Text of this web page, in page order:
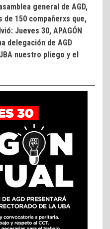
general de AGD,
de 150 compañerxs que,
Jueves 30, APAGÓN
delegación de AGD
nuestro pliego y el